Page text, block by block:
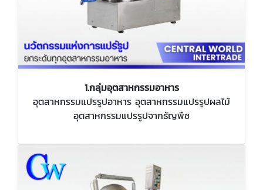
1.กลุ่มอุตสาหกรรมอาหาร
อุตสาหกรรมแปรรูปอาหาร อุตสาหกรรมแปรรูปผลไม้
อุตสาหกรรมแปรรูปจากธัญพืช